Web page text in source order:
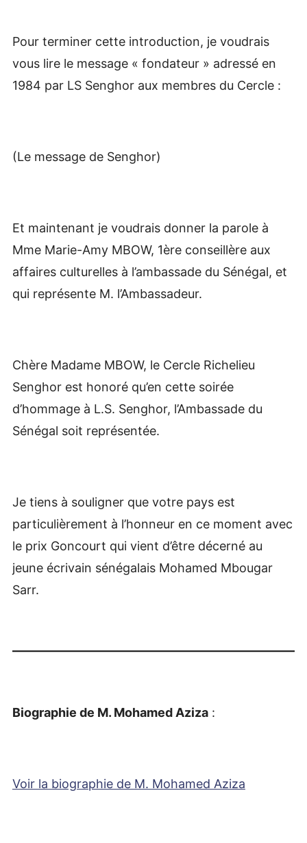
Pour terminer cette introduction, je voudrais
vous lire le message « fondateur » adressé en
1984 par LS Senghor aux membres du Cercle :
(Le message de Senghor)
Et maintenant je voudrais donner la parole à
Mme Marie-Amy MBOW, 1ère conseillère aux
affaires culturelles à l’ambassade du Sénégal, et
qui représente M. l’Ambassadeur.
Chère Madame MBOW, le Cercle Richelieu
Senghor est honoré qu’en cette soirée
d’hommage à L.S. Senghor, l’Ambassade du
Sénégal soit représentée.
Je tiens à souligner que votre pays est
particulièrement à l’honneur en ce moment avec
le prix Goncourt qui vient d’être décerné au
jeune écrivain sénégalais Mohamed Mbougar
Sarr.
Biographie de M. Mohamed Aziza:
Voir la biographie de M. Mohamed Aziza